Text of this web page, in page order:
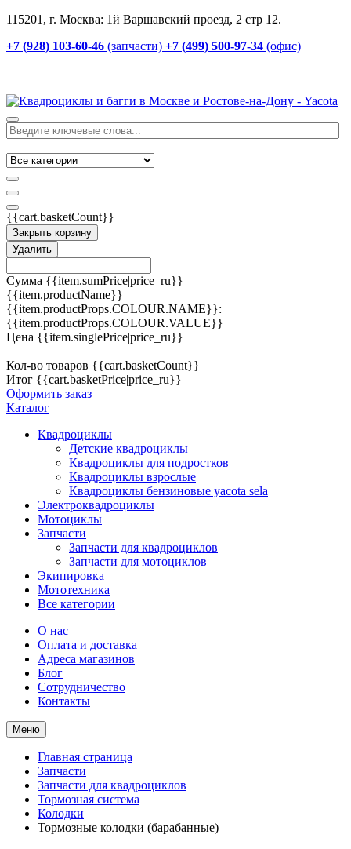
115201, г. Москва: 1й Варшавский проезд, 2 стр 12.
+7 (928) 103-60-46 (запчасти) +7 (499) 500-97-34 (офис)
{{cart.basketCount}}
Закрыть корзину
Удалить
Сумма {{item.sumPrice|price_ru}}
{{item.productName}}
{{item.productProps.COLOUR.NAME}}:
{{item.productProps.COLOUR.VALUE}}
Цена {{item.singlePrice|price_ru}}
Кол-во товаров {{cart.basketCount}}
Итог {{cart.basketPrice|price_ru}}
Оформить заказ
Каталог
Квадроциклы
Детские квадроциклы
Квадроциклы для подростков
Квадроциклы взрослые
Квадроциклы бензиновые yacota sela
Электроквадроциклы
Мотоциклы
Запчасти
Запчасти для квадроциклов
Запчасти для мотоциклов
Экипировка
Мототехника
Все категории
О нас
Оплата и доставка
Адреса магазинов
Блог
Сотрудничество
Контакты
Меню
Главная страница
Запчасти
Запчасти для квадроциклов
Тормозная система
Колодки
Тормозные колодки (барабанные)